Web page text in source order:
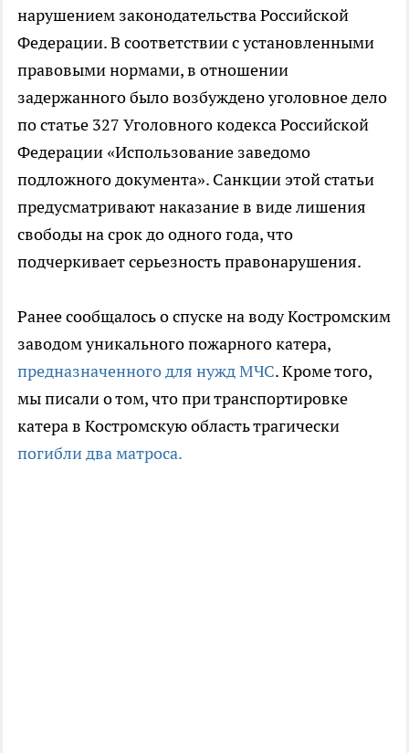
нарушением законодательства Российской
Федерации. В соответствии с установленными
правовыми нормами, в отношении
задержанного было возбуждено уголовное дело
по статье 327 Уголовного кодекса Российской
Федерации «Использование заведомо
подложного документа». Санкции этой статьи
предусматривают наказание в виде лишения
свободы на срок до одного года, что
подчеркивает серьезность правонарушения.
Ранее сообщалось о спуске на воду Костромским
заводом уникального пожарного катера,
предназначенного для нужд МЧС. Кроме того,
мы писали о том, что при транспортировке
катера в Костромскую область трагически
погибли два матроса.